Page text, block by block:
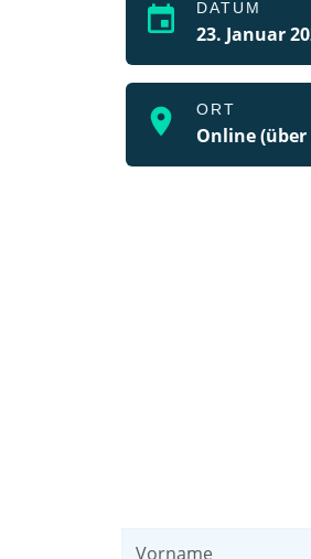
event DATUM
23. Januar
location_on ORT
Online